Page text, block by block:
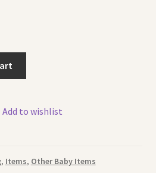
Add to wishlist
, Items, Other Baby Items